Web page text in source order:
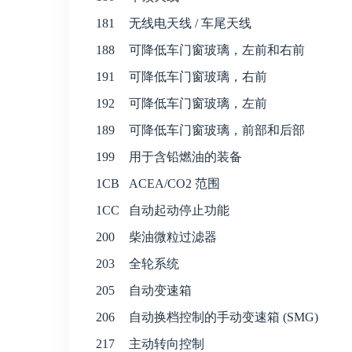
181
无线电天线 / 车尾天线
188
可降低车门窗玻璃，左前和右前
191
可降低车门窗玻璃，右前
192
可降低车门窗玻璃，左前
189
可降低车门窗玻璃，前部和后部
199
用于含铅燃油的装备
1CB
ACEA/CO2 范围
1CC
自动起动停止功能
200
柴油微粒过滤器
203
全轮系统
205
自动变速箱
206
自动换档控制的手动变速箱 (SMG)
217
主动转向控制